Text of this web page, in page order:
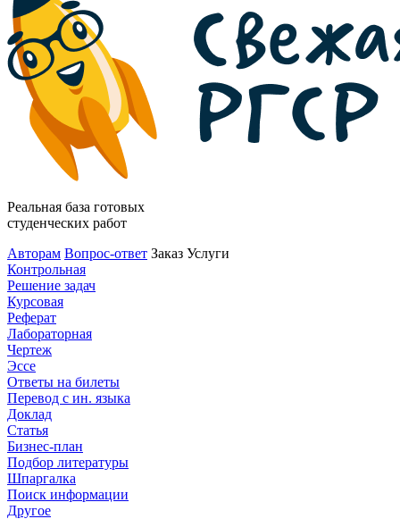
Реальная база готовых
студенческих работ
Авторам Вопрос-ответ Заказ Услуги
Контрольная
Решение задач
Курсовая
Реферат
Лабораторная
Чертеж
Эссе
Ответы на билеты
Перевод с ин. языка
Доклад
Статья
Бизнес-план
Подбор литературы
Шпаргалка
Поиск информации
Другое